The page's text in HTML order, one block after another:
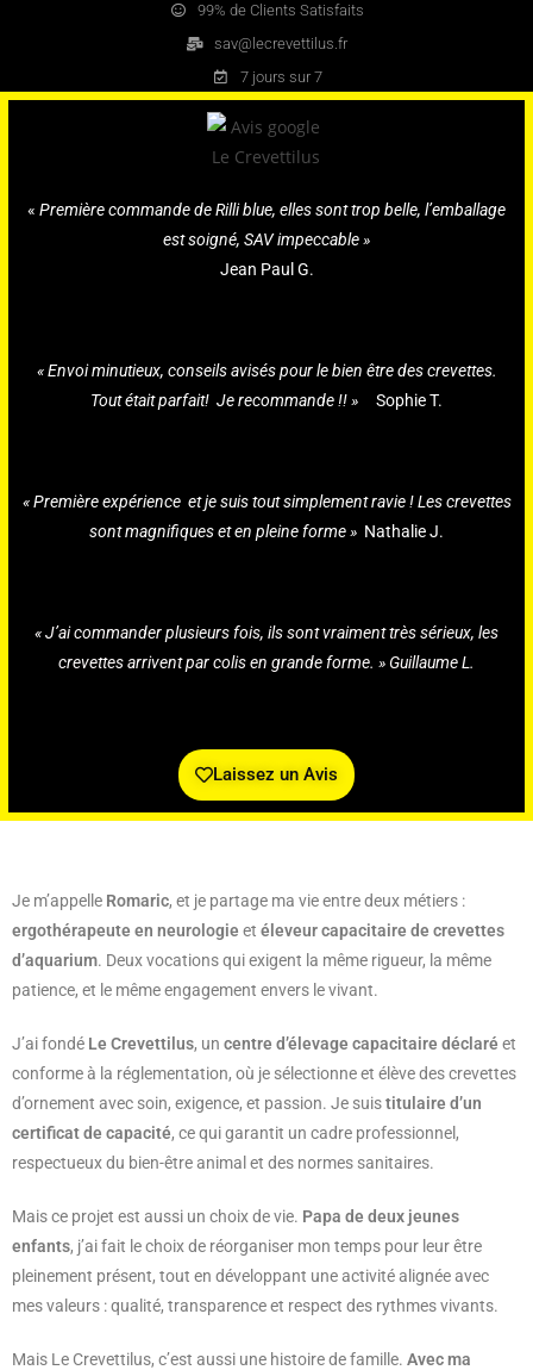
99% de Clients Satisfaits
sav@lecrevettilus.fr
7 jours sur 7
« Première commande de Rilli blue, elles sont trop belle, l’emballage
est soigné, SAV impeccable »
Jean Paul G.
« Envoi minutieux, conseils avisés pour le bien être des crevettes.
Tout était parfait! Je recommande !! » Sophie T.
« Première expérience et je suis tout simplement ravie ! Les crevettes
sont magnifiques et en pleine forme » Nathalie J.
« J’ai commander plusieurs fois, ils sont vraiment très sérieux, les
crevettes arrivent par colis en grande forme. » Guillaume L.
Laissez un Avis
Je m’appelle Romaric, et je partage ma vie entre deux métiers :
ergothérapeute en neurologie et éleveur capacitaire de crevettes
d’aquarium. Deux vocations qui exigent la même rigueur, la même
patience, et le même engagement envers le vivant.
J’ai fondé Le Crevettilus, un centre d’élevage capacitaire déclaré et
conforme à la réglementation, où je sélectionne et élève des crevettes
d’ornement avec soin, exigence, et passion. Je suistitulaire d’un
certificat de capacité, ce qui garantit un cadre professionnel,
respectueux du bien-être animal et des normes sanitaires.
Mais ce projet est aussi un choix de vie. Papa de deux jeunes
enfants, j’ai fait le choix de réorganiser mon temps pour leur être
pleinement présent, tout en développant une activité alignée avec
mes valeurs : qualité, transparence et respect des rythmes vivants.
Mais Le Crevettilus, c’est aussi une histoire de famille. Avec ma